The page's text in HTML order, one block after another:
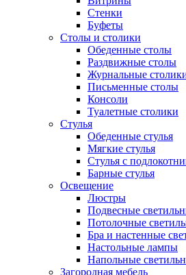
Стенки
Буфеты
Столы и столики
Обеденные столы
Раздвижные столы
Журнальные
Письменные столы
Консоли
Туалетные столики
Стулья
Обеденные стулья
Мягкие стулья
Стулья с
Барные стулья
Освещение
Люстры
Подвесные
Потолочные
Бра и настенные
Настольные лампы
Напольные
Загородная мебель